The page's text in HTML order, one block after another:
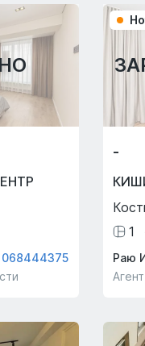
068444375
-
1
Раю